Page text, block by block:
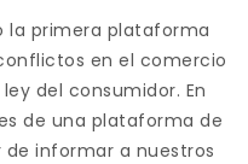
la primera plataforma
en el comercio
del consumidor. En
de una plataforma de
informar a nuestros